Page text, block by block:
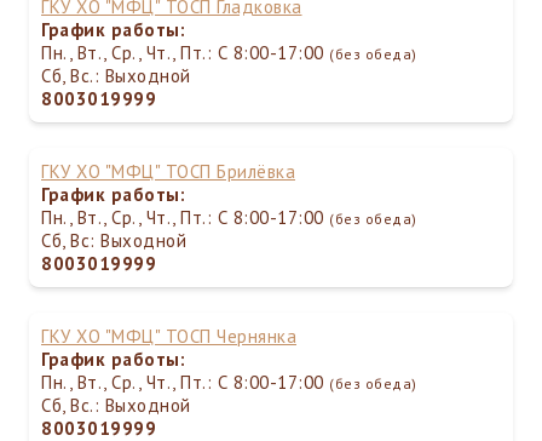
ГКУ ХО "МФЦ" ТОСП Гладковка
График работы:
Пн., Вт., Ср., Чт., Пт.: С 8:00-17:00 (без обеда)
Сб, Вс.: Выходной
8003019999
ГКУ ХО "МФЦ" ТОСП Брилёвка
График работы:
Пн., Вт., Ср., Чт., Пт.: С 8:00-17:00 (без обеда)
Сб, Вс: Выходной
8003019999
ГКУ ХО "МФЦ" ТОСП Чернянка
График работы:
Пн., Вт., Ср., Чт., Пт.: С 8:00-17:00 (без обеда)
Сб, Вс.: Выходной
8003019999